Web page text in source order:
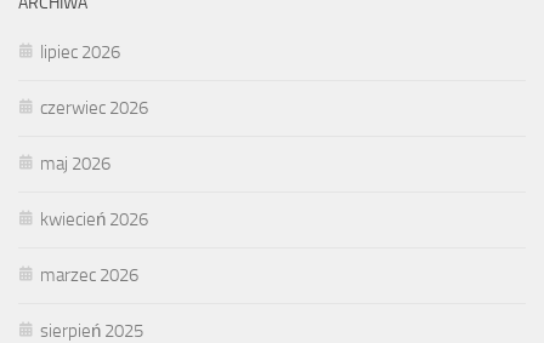
lipiec 2026
czerwiec 2026
maj 2026
kwiecień 2026
marzec 2026
sierpień 2025